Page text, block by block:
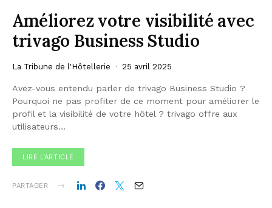
Améliorez votre visibilité avec
trivago Business Studio
La Tribune de l'Hôtellerie 25 avril 2025
Avez-vous entendu parler de trivago Business Studio ?
Pourquoi ne pas profiter de ce moment pour améliorer le
profil et la visibilité de votre hôtel ? trivago offre aux
utilisateurs…
LIRE L'ARTICLE
PARTAGER